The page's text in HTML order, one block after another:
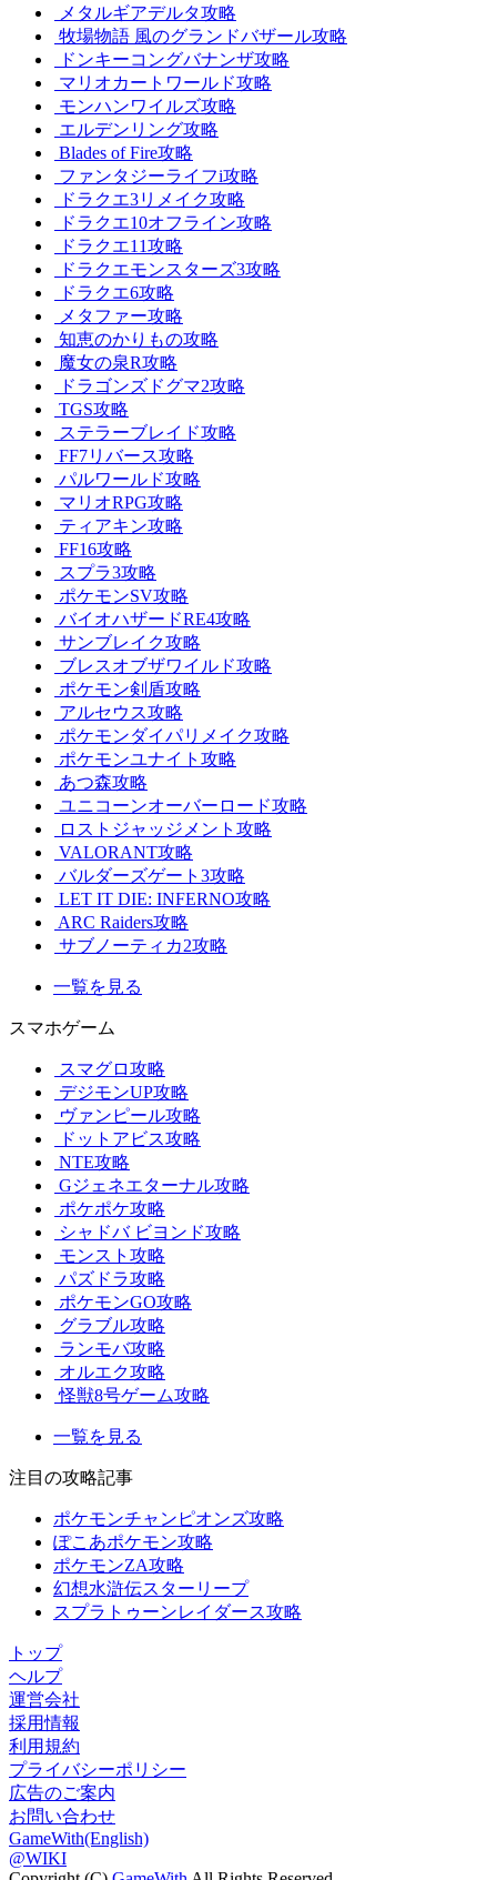
メタルギアデルタ攻略
牧場物語 風のグランドバザール攻略
ドンキーコングバナンザ攻略
マリオカートワールド攻略
モンハンワイルズ攻略
エルデンリング攻略
Blades of Fire攻略
ファンタジーライフi攻略
ドラクエ3リメイク攻略
ドラクエ10オフライン攻略
ドラクエ11攻略
ドラクエモンスターズ3攻略
ドラクエ6攻略
メタファー攻略
知恵のかりもの攻略
魔女の泉R攻略
ドラゴンズドグマ2攻略
TGS攻略
ステラーブレイド攻略
FF7リバース攻略
パルワールド攻略
マリオRPG攻略
ティアキン攻略
FF16攻略
スプラ3攻略
ポケモンSV攻略
バイオハザードRE4攻略
サンブレイク攻略
ブレスオブザワイルド攻略
ポケモン剣盾攻略
アルセウス攻略
ポケモンダイパリメイク攻略
ポケモンユナイト攻略
あつ森攻略
ユニコーンオーバーロード攻略
ロストジャッジメント攻略
VALORANT攻略
バルダーズゲート3攻略
LET IT DIE: INFERNO攻略
ARC Raiders攻略
サブノーティカ2攻略
一覧を見る
スマホゲーム
スマグロ攻略
デジモンUP攻略
ヴァンピール攻略
ドットアビス攻略
NTE攻略
Gジェネエターナル攻略
ポケポケ攻略
シャドバ ビヨンド攻略
モンスト攻略
パズドラ攻略
ポケモンGO攻略
グラブル攻略
ランモバ攻略
オルエク攻略
怪獣8号ゲーム攻略
一覧を見る
注目の攻略記事
ポケモンチャンピオンズ攻略
ぽこあポケモン攻略
ポケモンZA攻略
幻想水滸伝スターリープ
スプラトゥーンレイダース攻略
トップ
ヘルプ
運営会社
採用情報
利用規約
プライバシーポリシー
広告のご案内
お問い合わせ
GameWith(English)
@WIKI